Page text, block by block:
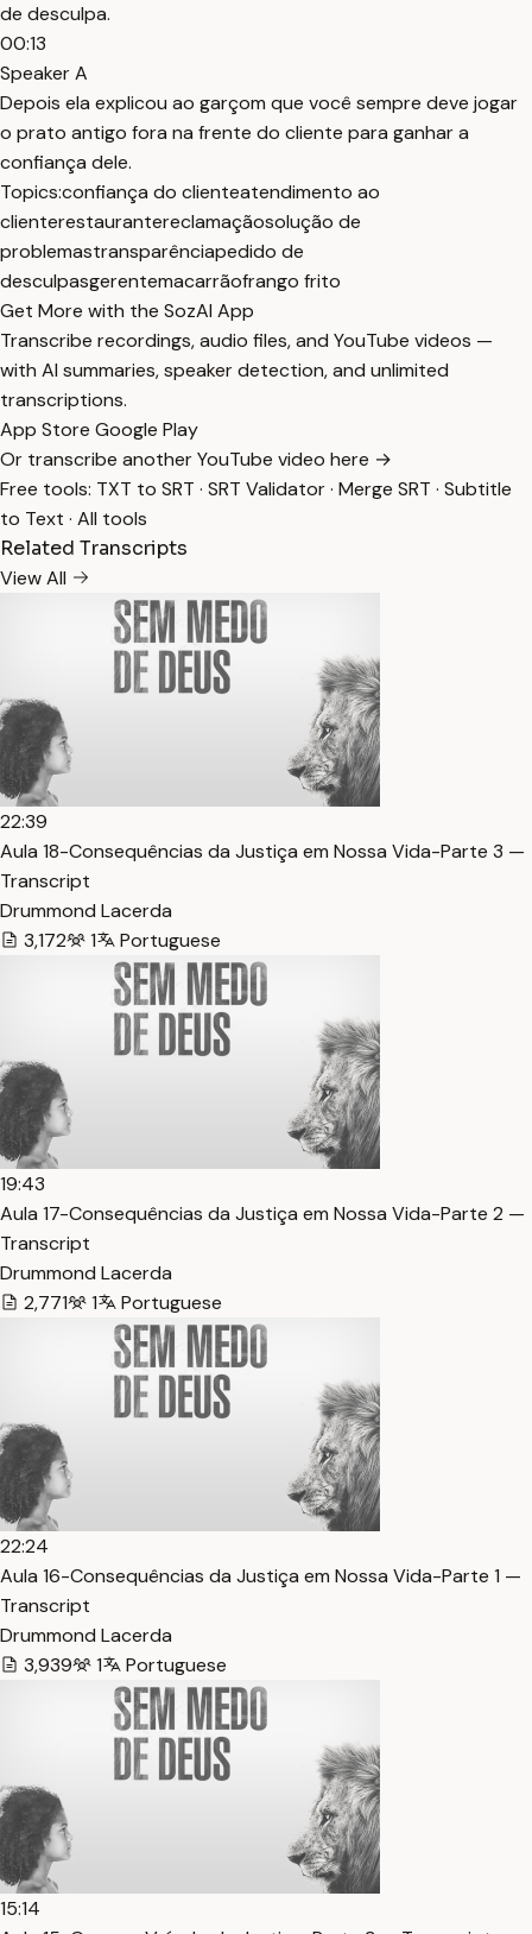
de desculpa.
00:13
Speaker A
Depois ela explicou ao garçom que você sempre deve jogar
o prato antigo fora na frente do cliente para ganhar a
confiança dele.
Topics:confiança do clienteatendimento ao
clienterestaurantereclamaçãosolução de
problemastransparênciapedido de
desculpasgerentemacarrãofrango frito
Get More with the SozAI App
Transcribe recordings, audio files, and YouTube videos —
with AI summaries, speaker detection, and unlimited
transcriptions.
App Store Google Play
Or transcribe another YouTube video here →
Free tools: TXT to SRT · SRT Validator· Merge SRT · Subtitle
to Text · All tools
Related Transcripts
View All
22:39
Aula 18-Consequências da Justiça em Nossa Vida-Parte 3 —
Transcript
Drummond Lacerda
3,172
1 Portuguese
19:43
Aula 17-Consequências da Justiça em Nossa Vida-Parte 2 —
Transcript
Drummond Lacerda
2,771
1 Portuguese
22:24
Aula 16-Consequências da Justiça em Nossa Vida-Parte 1 —
Transcript
Drummond Lacerda
3,939
1 Portuguese
15:14